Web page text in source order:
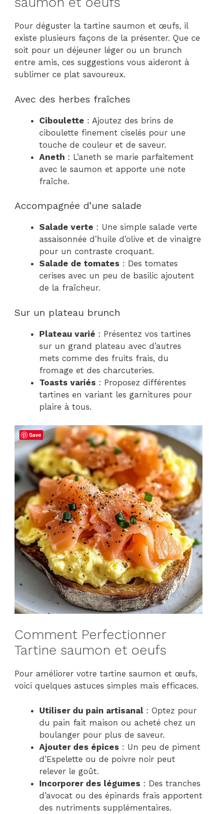
Pour déguster la tartine saumon et œufs, il
existe plusieurs façons de la présenter. Que ce
soit pour un déjeuner léger ou un brunch
entre amis, ces suggestions vous aideront à
sublimer ce plat savoureux.
Avec des herbes fraîches
Ciboulette : Ajoutez des brins de
ciboulette finement ciselés pour une
touche de couleur et de saveur.
Aneth : L’aneth se marie parfaitement
avec le saumon et apporte une note
fraîche.
Accompagnée d’une salade
Salade verte : Une simple salade verte
assaisonnée d’huile d’olive et de vinaigre
pour un contraste croquant.
Salade de tomates : Des tomates
cerises avec un peu de basilic ajoutent
de la fraîcheur.
Sur un plateau brunch
Plateau varié : Présentez vos tartines
sur un grand plateau avec d’autres
mets comme des fruits frais, du
fromage et des charcuteries.
Toasts variés : Proposez différentes
tartines en variant les garnitures pour
plaire à tous.
Comment Perfectionner
Tartine saumon et oeufs
Pour améliorer votre tartine saumon et œufs,
voici quelques astuces simples mais efficaces.
Utiliser du pain artisanal : Optez pour
du pain fait maison ou acheté chez un
boulanger pour plus de saveur.
Ajouter des épices : Un peu de piment
d’Espelette ou de poivre noir peut
relever le goût.
Incorporer des légumes : Des tranches
d’avocat ou des épinards frais apportent
des nutriments supplémentaires.
Save